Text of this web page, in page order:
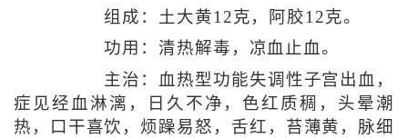
组成：土大黄12克，阿胶12克。
功用：清热解毒，凉血止血。
主治：血热型功能失调性子宫出血，
症见经血淋漓，日久不净，色红质稠，头晕潮
热，口干喜饮，烦躁易怒，舌红，苔薄黄，脉细